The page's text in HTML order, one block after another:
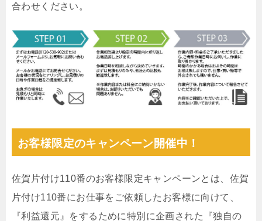
合わせください。
お客様限定のキャンペーン開催中！
佐賀片付け110番のお客様限定キャンペーンとは、佐賀
片付け110番にお仕事をご依頼したお客様に向けて、
『利益還元』をするために特別に企画された『独自の